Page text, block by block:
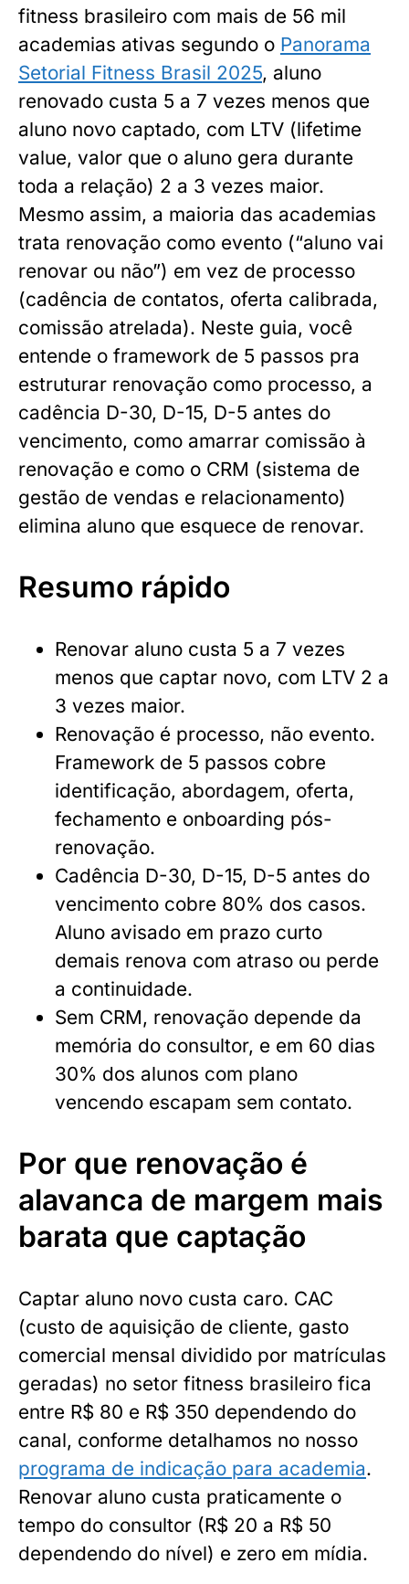
fitness brasileiro com mais de 56 mil
academias ativas segundo o Panorama
Setorial Fitness Brasil 2025, aluno
renovado custa 5 a 7 vezes menos que
aluno novo captado, com LTV (lifetime
value, valor que o aluno gera durante
toda a relação) 2 a 3 vezes maior.
Mesmo assim, a maioria das academias
trata renovação como evento (“aluno vai
renovar ou não”) em vez de processo
(cadência de contatos, oferta calibrada,
comissão atrelada). Neste guia, você
entende o framework de 5 passos pra
estruturar renovação como processo, a
cadência D-30, D-15, D-5 antes do
vencimento, como amarrar comissão à
renovação e como o CRM (sistema de
gestão de vendas e relacionamento)
elimina aluno que esquece de renovar.
Resumo rápido
Renovar aluno custa 5 a 7 vezes
menos que captar novo, com LTV 2 a
3 vezes maior.
Renovação é processo, não evento.
Framework de 5 passos cobre
identificação, abordagem, oferta,
fechamento e onboarding pós-
renovação.
Cadência D-30, D-15, D-5 antes do
vencimento cobre 80% dos casos.
Aluno avisado em prazo curto
demais renova com atraso ou perde
a continuidade.
Sem CRM, renovação depende da
memória do consultor, e em 60 dias
30% dos alunos com plano
vencendo escapam sem contato.
Por que renovação é
alavanca de margem mais
barata que captação
Captar aluno novo custa caro. CAC
(custo de aquisição de cliente, gasto
comercial mensal dividido por matrículas
geradas) no setor fitness brasileiro fica
entre R$ 80 e R$ 350 dependendo do
canal, conforme detalhamos no nosso
programa de indicação para academia.
Renovar aluno custa praticamente o
tempo do consultor (R$ 20 a R$ 50
dependendo do nível) e zero em mídia.